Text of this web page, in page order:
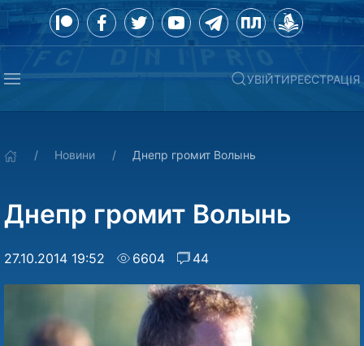
УВІЙТИРЕЄСТРАЦІЯ
Новини Днепр громит Волынь
Днепр громит Волынь
27.10.2014 19:52 6604 44